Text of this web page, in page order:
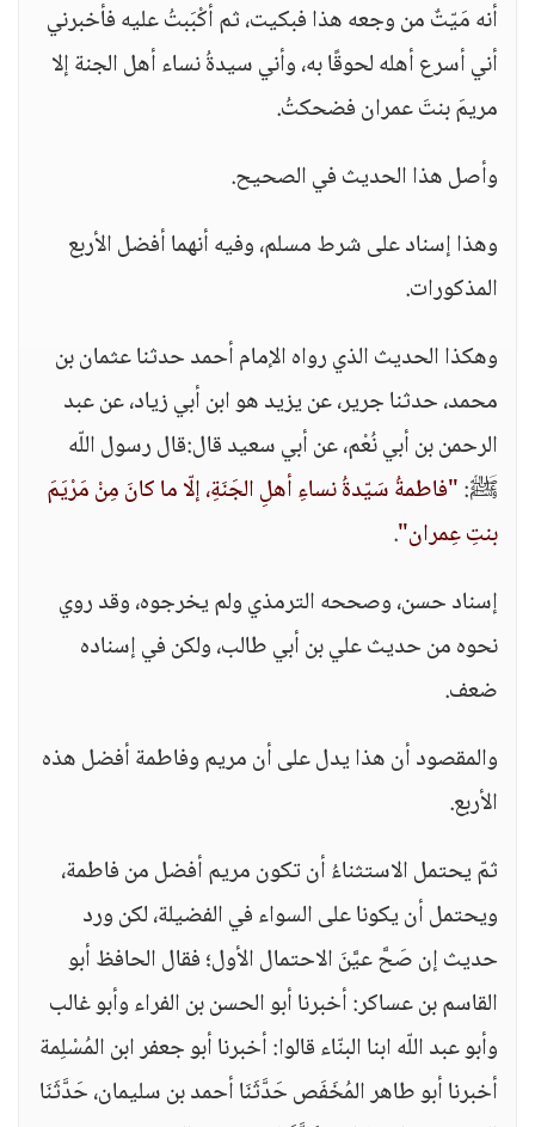
أنه مَيّتٌ من وجعه هذا فبكيت، ثم أكْبَبتُ عليه فأخبرني
أني أسرع أهله لحوقًا به، وأني سيدةُ نساء أهل الجنة إلا
مريمَ بنتَ عمران فضحكتُ.
وأصل هذا الحديث في الصحيح.
وهذا إسناد على شرط مسلم، وفيه أنهما أفضل الأربع
المذكورات.
وهكذا الحديث الذي رواه الإمام أحمد حدثنا عثمان بن
محمد، حدثنا جرير، عن يزيد هو ابن أبي زياد، عن عبد
الرحمن بن أبي نُعْم، عن أبي سعيد قال:قال رسول اللّه
ﷺ:"فاطمةُ سَيّدةُ نساءِ أهلِ الجَنَةِ، إلّا ما كانَ مِنْ مَرْيَمَ
بنتِ عِمران".
إسناد حسن، وصححه الترمذي ولم يخرجوه، وقد روي
نحوه من حديث علي بن أبي طالب، ولكن في إسناده
ضعف.
والمقصود أن هذا يدل على أن مريم وفاطمة أفضل هذه
الأربع.
ثمّ يحتمل الاستثناءُ أن تكون مريم أفضل من فاطمة،
ويحتمل أن يكونا على السواء في الفضيلة، لكن ورد
حديث إن صَحَّ عيَّنَ الاحتمال الأول؛ فقال الحافظ أبو
القاسم بن عساكر: أخبرنا أبو الحسن بن الفراء وأبو غالب
وأبو عبد اللّه ابنا البنّاء قالوا: أخبرنا أبو جعفر ابن المُسْلِمة
أخبرنا أبو طاهر المُخَفَص حَدَّثَنَا أحمد بن سليمان، حَدَّثَنَا